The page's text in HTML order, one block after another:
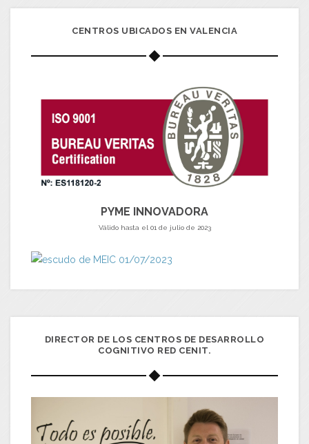
CENTROS UBICADOS EN VALENCIA
PYME INNOVADORA
Válido hasta el 01 de julio de 2023
DIRECTOR DE LOS CENTROS DE DESARROLLO
COGNITIVO RED CENIT.